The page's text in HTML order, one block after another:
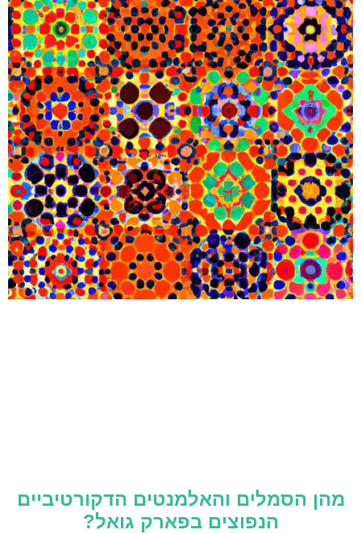
מהן הסמלים והאלמנטים הדקורטיביים
הנפוצים בפארק גואל?